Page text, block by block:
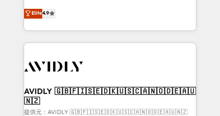
AI, & maximize AEO with tailored AI services. 🧩
Integrations: Extend HubSpot with custom
North America. Avec plus de 115 experts en
marketing automation, Growth, Revops, CRM et
webdesign. Markentive is both a consulting firm, a
digital agency and an integrator. With over 115
CRM and webdesign (We focus on EMEA - USA
Elite4.9
AVIDLY 🇬🇧🇫🇮🇸🇪🇩🇰🇺🇸🇨🇦🇳🇴🇩🇪🇦🇺
🇳🇿
提供元：AVIDLY 🇬🇧🇫🇮🇸🇪🇩🇰🇺🇸🇨🇦🇳🇴🇩🇪🇦🇺🇳🇿